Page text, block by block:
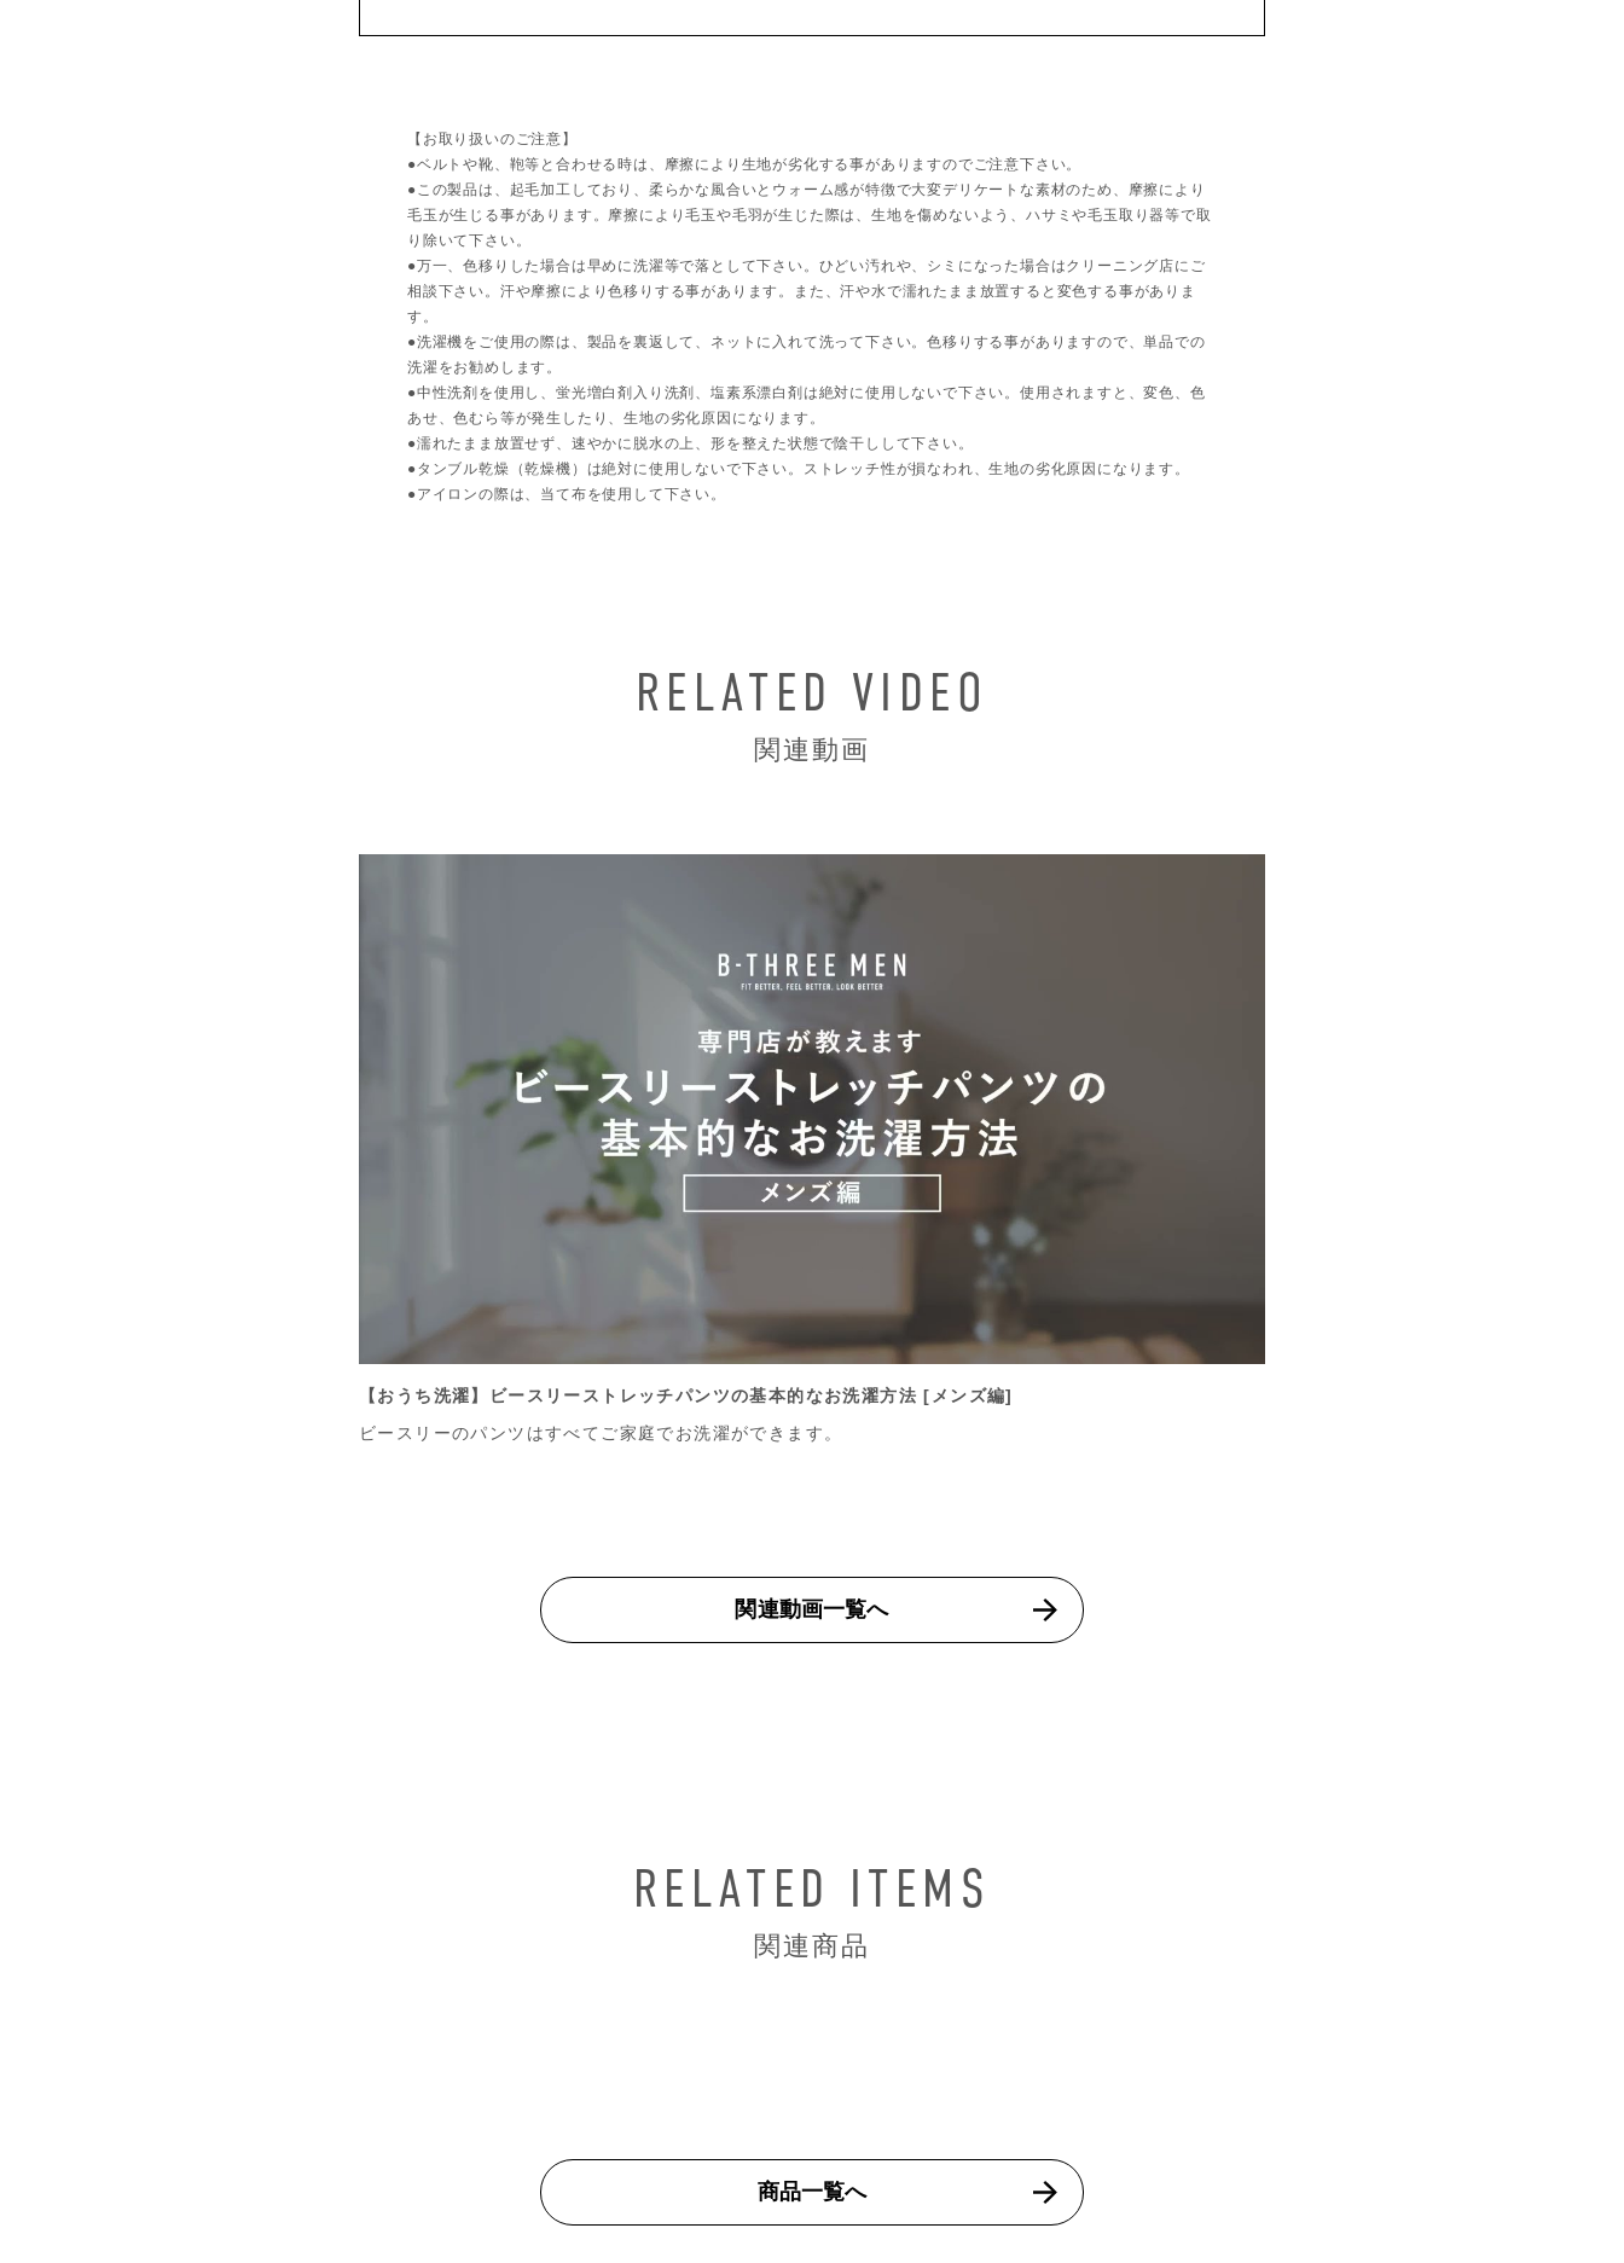
【お取り扱いのご注意】
●ベルトや靴、鞄等と合わせる時は、摩擦により生地が劣化する事がありますのでご注意下さい。
●この製品は、起毛加工しており、柔らかな風合いとウォーム感が特徴で大変デリケートな素材のため、摩擦により
毛玉が生じる事があります。摩擦により毛玉や毛羽が生じた際は、生地を傷めないよう、ハサミや毛玉取り器等で取
り除いて下さい。
●万一、色移りした場合は早めに洗濯等で落として下さい。ひどい汚れや、シミになった場合はクリーニング店にご
相談下さい。汗や摩擦により色移りする事があります。また、汗や水で濡れたまま放置すると変色する事がありま
す。
●洗濯機をご使用の際は、製品を裏返して、ネットに入れて洗って下さい。色移りする事がありますので、単品での
洗濯をお勧めします。
●中性洗剤を使用し、蛍光増白剤入り洗剤、塩素系漂白剤は絶対に使用しないで下さい。使用されますと、変色、色
あせ、色むら等が発生したり、生地の劣化原因になります。
●濡れたまま放置せず、速やかに脱水の上、形を整えた状態で陰干しして下さい。
●タンブル乾燥（乾燥機）は絶対に使用しないで下さい。ストレッチ性が損なわれ、生地の劣化原因になります。
●アイロンの際は、当て布を使用して下さい。
RELATED VIDEO
関連動画
【おうち洗濯】ビースリーストレッチパンツの基本的なお洗濯方法 [メンズ編]
ビースリーのパンツはすべてご家庭でお洗濯ができます。
関連動画一覧へ
RELATED ITEMS
関連商品
商品一覧へ